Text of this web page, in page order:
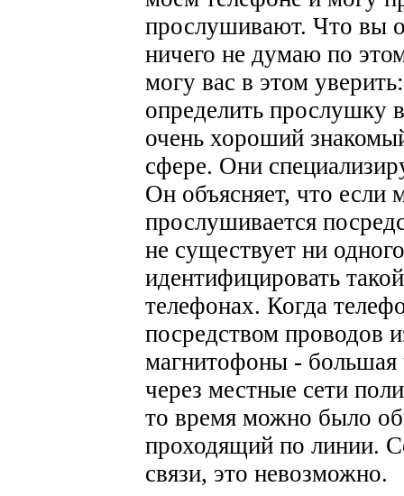
прослушивают. Что вы
ничего не думаю по
могу вас в этом
определить прослушку
очень хороший
сфере. Они
Он объясняет, что если
прослушивается
не существует ни
идентифицировать
телефонах. Когда
посредством проводов
магнитофоны - большая
через местные сети
то время можно было
проходящий по линии.
связи, это невозможно.